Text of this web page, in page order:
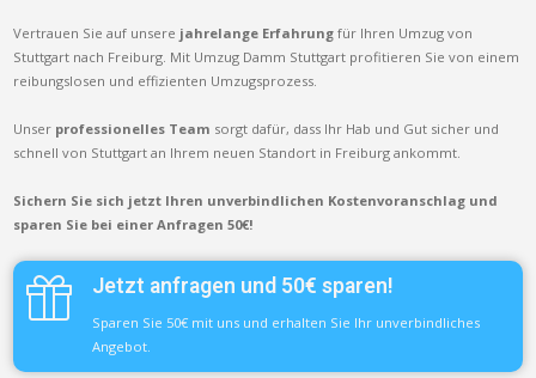
Vertrauen Sie auf unsere jahrelange Erfahrung für Ihren Umzug von
Stuttgart nach Freiburg. Mit Umzug Damm Stuttgart profitieren Sie von einem
reibungslosen und effizienten Umzugsprozess.
Unser professionelles Team sorgt dafür, dass Ihr Hab und Gut sicher und
schnell von Stuttgart an Ihrem neuen Standort in Freiburg ankommt.
Sichern Sie sich jetzt Ihren unverbindlichen Kostenvoranschlag und
sparen Sie bei einer Anfragen 50€!
Jetzt anfragen und 50€ sparen!
Sparen Sie 50€ mit uns und erhalten Sie Ihr unverbindliches
Angebot.